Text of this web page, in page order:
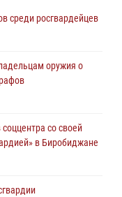
среди росгвардейцев
оружия о
со своей
в Биробиджане